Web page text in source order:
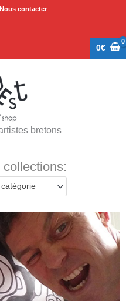
Nous contacter
0€
bretons